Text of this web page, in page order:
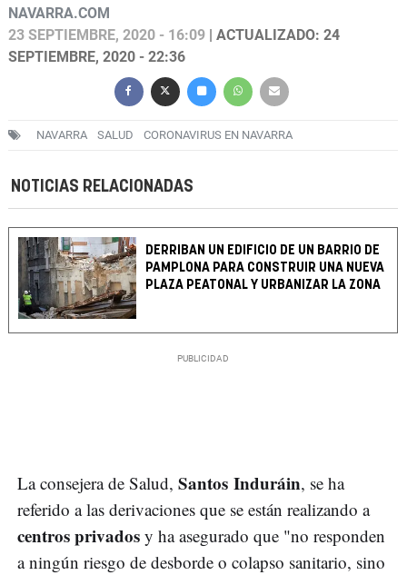
NAVARRA.COM
23 SEPTIEMBRE, 2020 - 16:09 | ACTUALIZADO: 24
SEPTIEMBRE, 2020 - 22:36
NAVARRA SALUD CORONAVIRUS EN NAVARRA
NOTICIAS RELACIONADAS
DERRIBAN UN EDIFICIO DE UN BARRIO DE
PAMPLONA PARA CONSTRUIR UNA NUEVA
PLAZA PEATONAL Y URBANIZAR LA ZONA
La consejera de Salud, Santos Induráin, se ha
referido a las derivaciones que se están realizando a
centros privados y ha asegurado que "no responden
a ningún riesgo de desborde o colapso sanitario, sino